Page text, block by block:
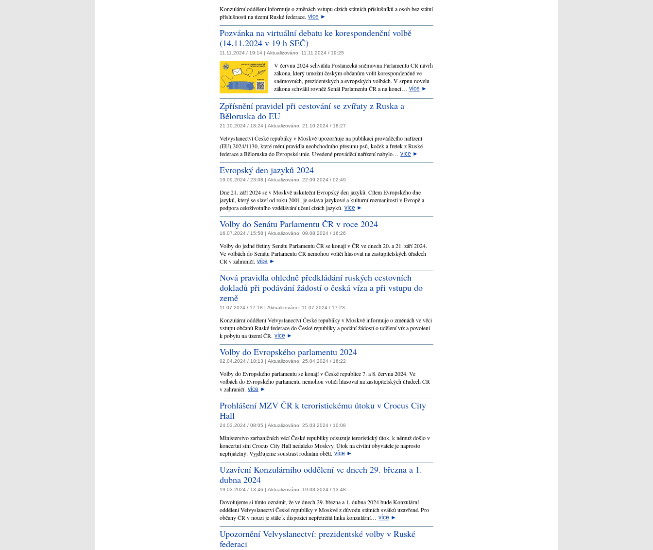
Konzulární oddělení informuje o změnách vstupu cizích státních příslušníků a osob bez státní
příslušnosti na území Ruské federace. více ►
Pozvánka na virtuální debatu ke korespondenční volbě
(14.11.2024 v 19 h SEČ)
11.11.2024 / 19:14 | Aktualizováno: 11.11.2024 / 19:25
V červnu 2024 schválila Poslanecká sněmovna Parlamentu ČR návrh
zákona, který umožní českým občanům volit korespondenčně ve
sněmovních, prezidentských a evropských volbách. V srpnu novelu
zákona schválil rovněž Senát Parlamentu ČR a na konci… více ►
Zpřísnění pravidel při cestování se zvířaty z Ruska a
Běloruska do EU
21.10.2024 / 18:24 | Aktualizováno: 21.10.2024 / 18:27
Velvyslanectví České republiky v Moskvě upozorňuje na publikaci prováděcího nařízení
(EU) 2024/1130, které mění pravidla neobchodního přesunu psů, koček a fretek z Ruské
federace a Běloruska do Evropské unie. Uvedené prováděcí nařízení nabylo… více ►
Evropský den jazyků 2024
19.09.2024 / 23:08 | Aktualizováno: 22.09.2024 / 02:49
Dne 21. září 2024 se v Moskvě uskuteční Evropský den jazyků. Cílem Evropského dne
jazyků, který se slaví od roku 2001, je oslava jazykové a kulturní rozmanitosti v Evropě a
podpora celoživotního vzdělávání učení cizích jazyků. více ►
Volby do Senátu Parlamentu ČR v roce 2024
16.07.2024 / 15:58 | Aktualizováno: 09.08.2024 / 16:26
Volby do jedné třetiny Senátu Parlamentu ČR se konají v ČR ve dnech 20. a 21. září 2024.
Ve volbách do Senátu Parlamentu ČR nemohou voliči hlasovat na zastupitelských úřadech
ČR v zahraničí. více ►
Nová pravidla ohledně předkládání ruských cestovních
dokladů při podávání žádostí o česká víza a při vstupu do
země
11.07.2024 / 17:18 | Aktualizováno: 11.07.2024 / 17:23
Konzulární oddělení Velvyslanectví Čеské republiky v Moskvě informuje o změnách ve věci
vstupu občanů Ruské federace do České republiky a podání žádostí o udělení víz a povolení
k pobytu na území ČR. více ►
Volby do Evropského parlamentu 2024
02.04.2024 / 18:13 | Aktualizováno: 25.04.2024 / 16:22
Volby do Evropského parlamentu se konají v České republice 7. a 8. června 2024. Ve
volbách do Evropského parlamentu nemohou voliči hlasovat na zastupitelských úřadech ČR
v zahraničí. více ►
Prohlášení MZV ČR k teroristickému útoku v Crocus City
Hall
24.03.2024 / 08:05 | Aktualizováno: 25.03.2024 / 10:08
Ministerstvo zarhaničních věcí České republiky odsuzuje teroristický útok, k němuž došlo v
koncertní síni Crocus City Hall nedaleko Moskvy. Útok na civilní obyvatele je naprosto
nepřijatelný. Vyjdřujeme soustrast rodinám obětí. více ►
Uzavření Konzulárního oddělení ve dnech 29. března a 1.
dubna 2024
19.03.2024 / 13:46 | Aktualizováno: 19.03.2024 / 13:48
Dovolujeme si tímto oznámit, že ve dnech 29. března a 1. dubna 2024 bude Konzulární
oddělení Velvyslanectví České republiky v Moskvě z důvodu státních svátků uzavřené. Pro
občany ČR v nouzi je stále k dispozici nepřetržitá linka konzulární… více ►
Upozornění Velvyslanectví: prezidentské volby v Ruské
federaci